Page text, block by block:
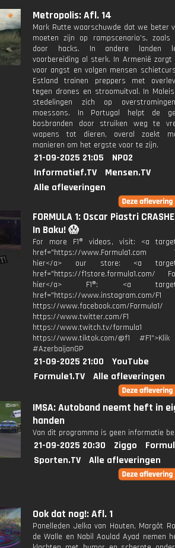
Metropolis: Afl. 14
Mark Rutte waarschuwde dat we beter
moeten zijn op rampscenario's, zoals
door hacks. In andere landen
voorbereiding al sterk. In Armenië zorgt
voor angst en volgen mensen
Estland trainen preppers met
tegen drones en stroomuitval. In
stedelingen zich op
moessons. In Portugal helpt de
bosbranden door struiken weg te
wapens tot dieren, overal zoekt
manieren om het ergste voor te zijn.
21-09-2025 21:05
NPO2
Informatief.TV
Mensen.TV
Alle afleveringen
FORMULA 1: Oscar Piastri
In Baku! 😱
For more F1® videos, visit: <a
href="https://www.Formula1.com
hier</a> our store: <a
href="https://f1store.formula1.com/
hier</a> F1®: <a
href="https://www.instagram.com/F1
https://www.facebook.com/Formula1/
https://www.twitter.com/F1
https://www.twitch.tv/formula1
https://www.tiktok.com/@f1
#AzerbaijanGP
21-09-2025 21:00
YouTube
Formule1.TV
Alle afleveringen
IMSA: Autoband neemt heft in
handen
Van dit programma is geen informatie
21-09-2025 20:30 Ziggo
Sporten.TV
Alle afleveringen
Ook dat nog!: Afl. 1
Panelleden Jelka van Houten, Margôt
de Walle en Nabil Aoulad Ayad nemen